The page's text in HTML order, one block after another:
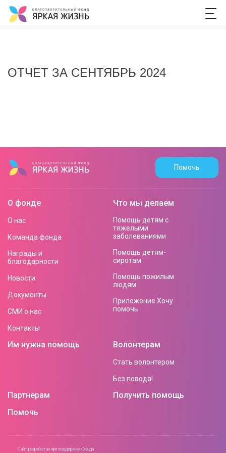
ОТЧЕТ ЗА СЕНТЯБРЬ 2024
Помочь
О фонде
О нас
Команда фонда
Награды и
благодарности
Новости
Документы
СМИ о нас
Контакты
Что мы делаем
Помощь детям с
тяжелыми
заболеваниями
Помощь детям-
сиротам
Помощь пожилым
людям
Приложение Хочу
помочь
Им нужна помощь Волонтерам
Стать волонтером
Без повода!
Партнерам
Получить помощь
Помочь
Сайт разработан при поддержке Фонда